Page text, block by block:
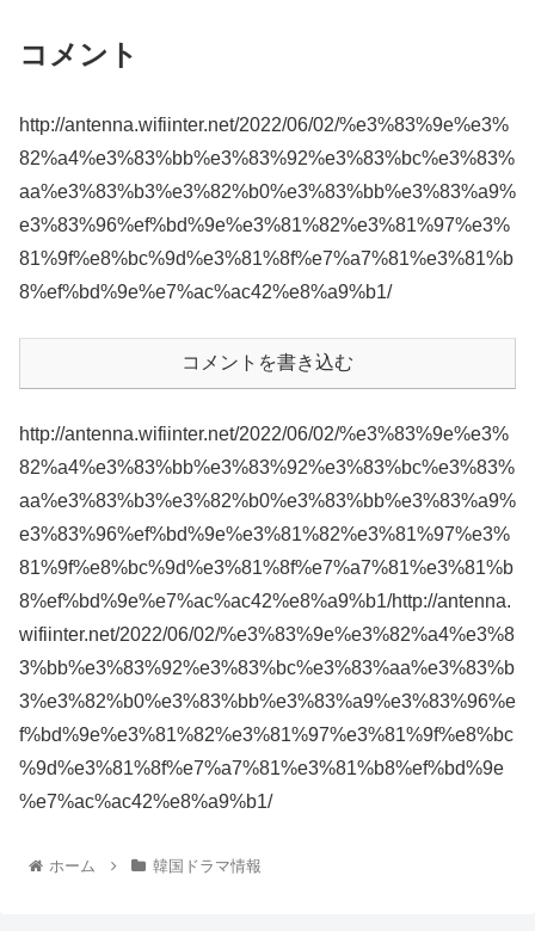
コメント
http://antenna.wifiinter.net/2022/06/02/%e3%83%9e%e3%
82%a4%e3%83%bb%e3%83%92%e3%83%bc%e3%83%
aa%e3%83%b3%e3%82%b0%e3%83%bb%e3%83%a9%
e3%83%96%ef%bd%9e%e3%81%82%e3%81%97%e3%
81%9f%e8%bc%9d%e3%81%8f%e7%a7%81%e3%81%b
8%ef%bd%9e%e7%ac%ac42%e8%a9%b1/
コメントを書き込む
http://antenna.wifiinter.net/2022/06/02/%e3%83%9e%e3%
82%a4%e3%83%bb%e3%83%92%e3%83%bc%e3%83%
aa%e3%83%b3%e3%82%b0%e3%83%bb%e3%83%a9%
e3%83%96%ef%bd%9e%e3%81%82%e3%81%97%e3%
81%9f%e8%bc%9d%e3%81%8f%e7%a7%81%e3%81%b
8%ef%bd%9e%e7%ac%ac42%e8%a9%b1/http://antenna.
wifiinter.net/2022/06/02/%e3%83%9e%e3%82%a4%e3%8
3%bb%e3%83%92%e3%83%bc%e3%83%aa%e3%83%b
3%e3%82%b0%e3%83%bb%e3%83%a9%e3%83%96%e
f%bd%9e%e3%81%82%e3%81%97%e3%81%9f%e8%bc
%9d%e3%81%8f%e7%a7%81%e3%81%b8%ef%bd%9e
%e7%ac%ac42%e8%a9%b1/
ホーム 韓国ドラマ情報